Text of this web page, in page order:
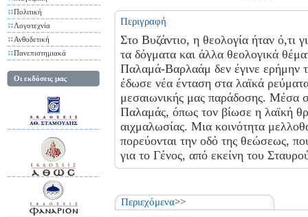
Πολιτική
Λογοτεχνία
Ανθοδετική
Πανεπιστημιακά
Οι εκδόσεις μας
Περιγραφή
Στο Βυζάντιο, η θεολογία ήταν ό,τι
τα δόγματα και άλλα θεολογικά
Παλαμά-Βαρλαάμ δεν έγινε ερήμην
έδωσε νέα ένταση στα λαϊκά
μεσαιωνικής μας παράδοσης. Μέσα
Παλαμάς, όπως τον βίωσε η λαϊκή
αιχμαλωσίας. Μια κοινότητα
πορεύονται την οδό της θεώσεως,
για το Γένος, από εκείνη του
Περιεχόμενα>>